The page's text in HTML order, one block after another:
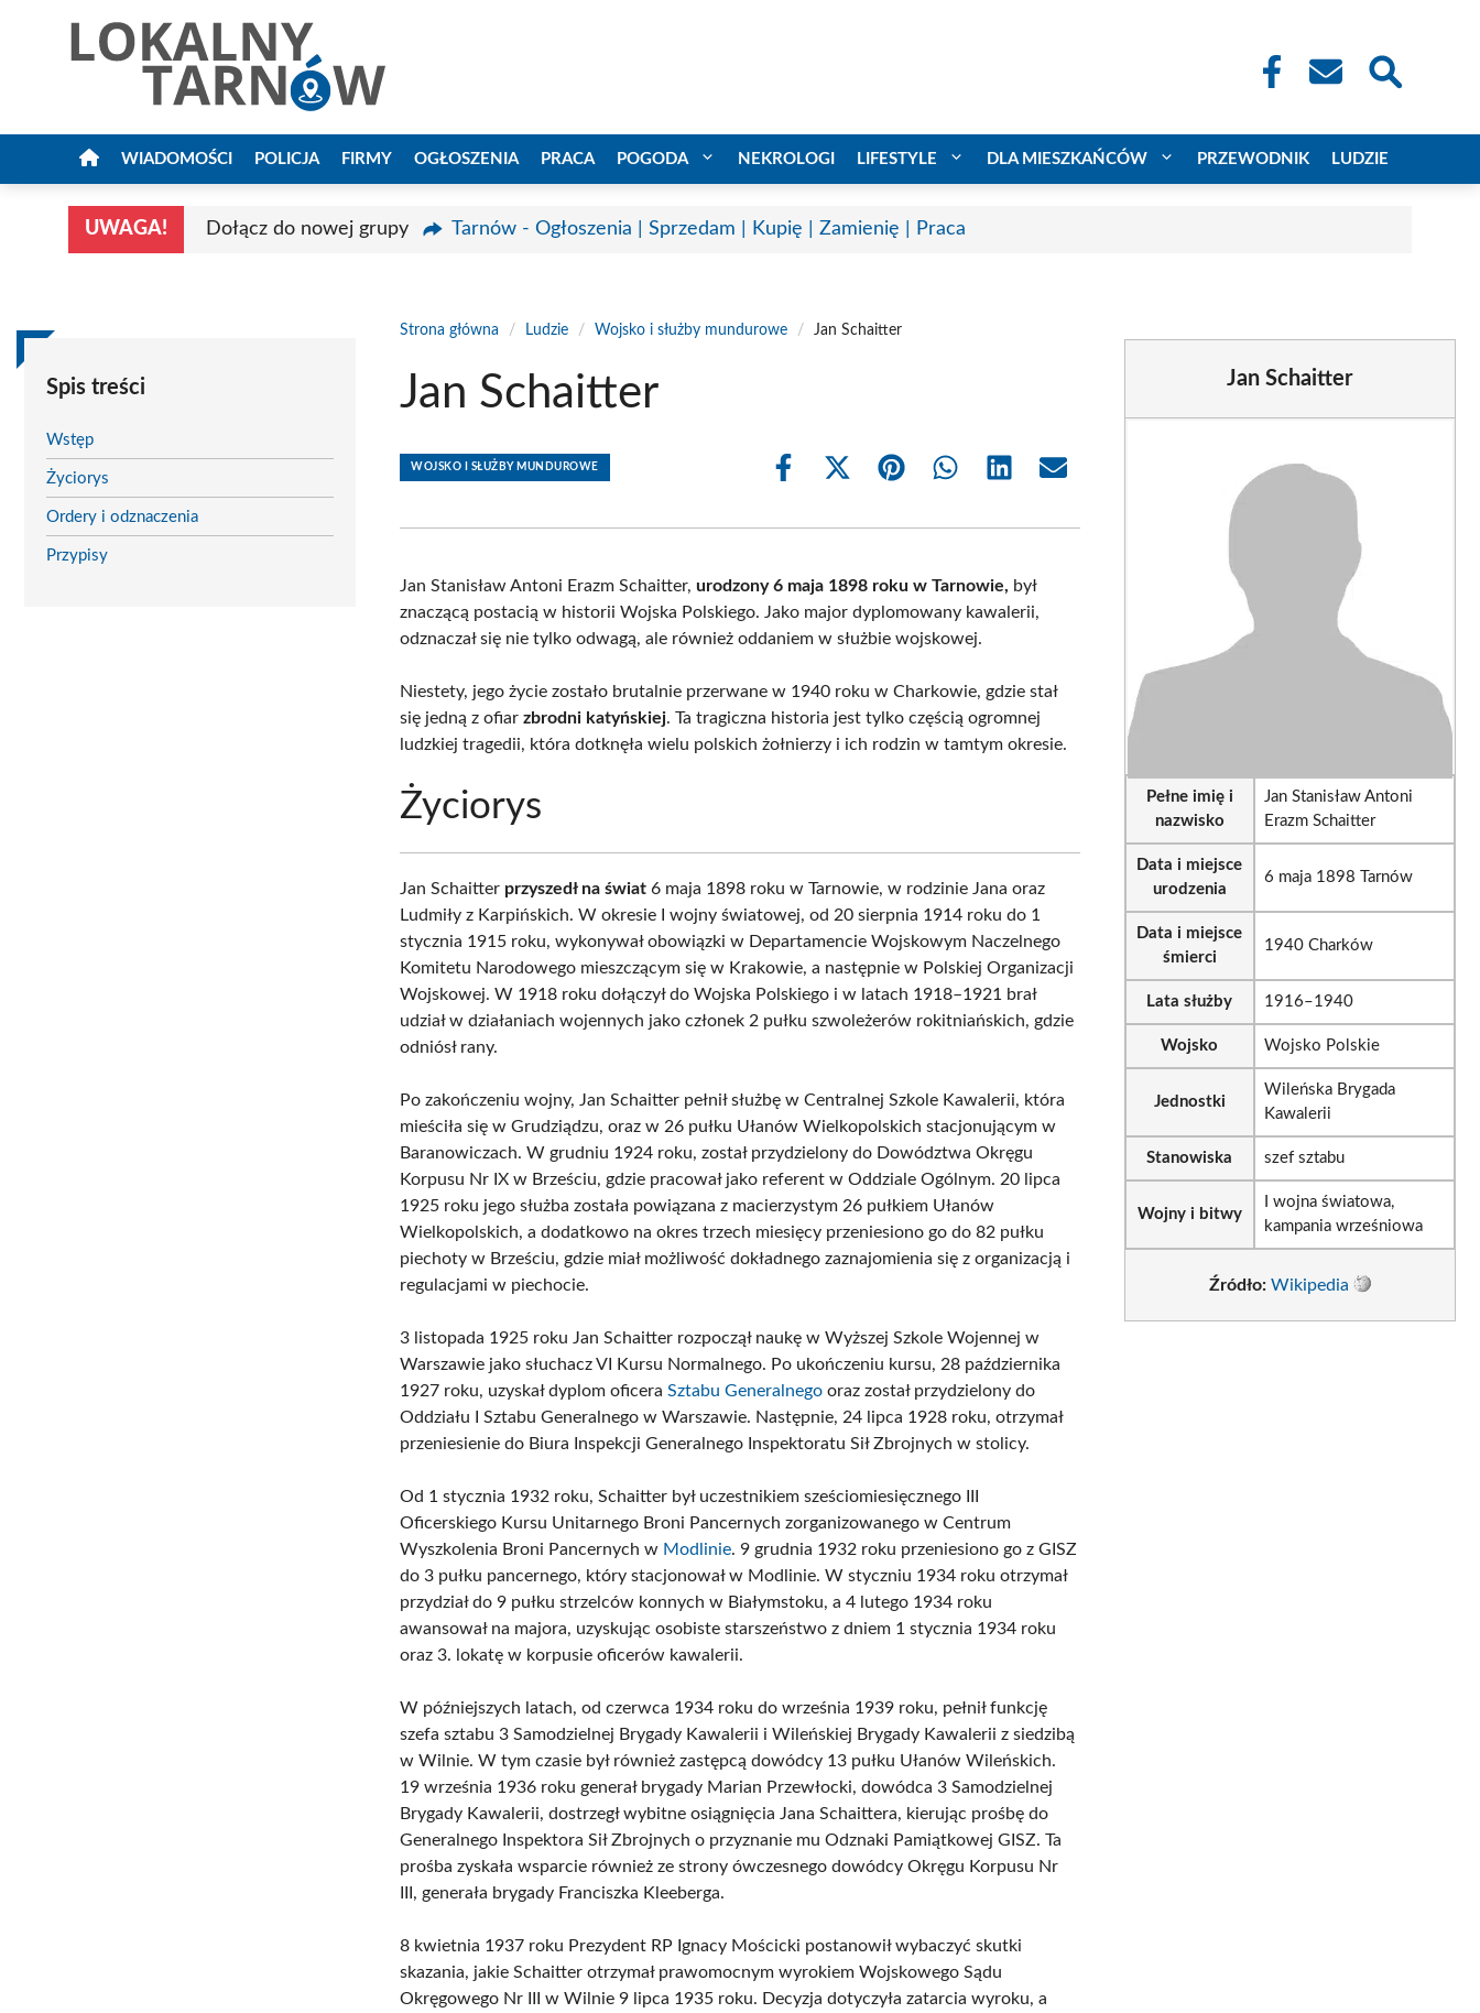
WIADOMOŚCI POLICJA FIRMY OGŁOSZENIA PRACA POGODA NEKROLOGI LIFESTYLE DLA MIESZKAŃCÓW PRZEWODNIK LUDZIE
UWAGA! Dołącz do nowej grupy Tarnów - Ogłoszenia | Sprzedam | Kupię | Zamienię | Praca
Spis treści
Wstęp
Życiorys
Ordery i odznaczenia
Przypisy
Strona główna / Ludzie / Wojsko i służby mundurowe / Jan Schaitter
Jan Schaitter
WOJSKO I SŁUŻBY MUNDUROWE
Share
Share
(Twitter)
Share Share Share Share
Jan Stanisław Antoni Erazm Schaitter,urodzony 6 maja 1898 roku w Tarnowie, był
znaczącą postacią w historii Wojska Polskiego. Jako major dyplomowany kawalerii,
odznaczał się nie tylko odwagą, ale również oddaniem w służbie wojskowej.
Niestety, jego życie zostało brutalnie przerwane w 1940 roku w Charkowie, gdzie stał
się jedną z ofiarzbrodni katyńskiej. Ta tragiczna historia jest tylko częścią ogromnej
ludzkiej tragedii, która dotknęła wielu polskich żołnierzy i ich rodzin w tamtym okresie.
Życiorys
Jan Schaitter przyszedł na świat 6 maja 1898 roku w Tarnowie, w rodzinie Jana oraz
Ludmiły z Karpińskich. W okresie I wojny światowej, od 20 sierpnia 1914 roku do 1
stycznia 1915 roku, wykonywał obowiązki w Departamencie Wojskowym Naczelnego
Komitetu Narodowego mieszczącym się w Krakowie, a następnie w Polskiej Organizacji
Wojskowej. W 1918 roku dołączył do Wojska Polskiego i w latach 1918–1921 brał
udział w działaniach wojennych jako członek 2 pułku szwoleżerów rokitniańskich, gdzie
odniósł rany.
Po zakończeniu wojny, Jan Schaitter pełnił służbę w Centralnej Szkole Kawalerii, która
mieściła się w Grudziądzu, oraz w 26 pułku Ułanów Wielkopolskich stacjonującym w
Baranowiczach. W grudniu 1924 roku, został przydzielony do Dowództwa Okręgu
Korpusu Nr IX w Brześciu, gdzie pracował jako referent w Oddziale Ogólnym. 20 lipca
1925 roku jego służba została powiązana z macierzystym 26 pułkiem Ułanów
Wielkopolskich, a dodatkowo na okres trzech miesięcy przeniesiono go do 82 pułku
piechoty w Brześciu, gdzie miał możliwość dokładnego zaznajomienia się z organizacją i
regulacjami w piechocie.
3 listopada 1925 roku Jan Schaitter rozpoczął naukę w Wyższej Szkole Wojennej w
Warszawie jako słuchacz VI Kursu Normalnego. Po ukończeniu kursu, 28 października
1927 roku, uzyskał dyplom oficeraSztabu Generalnego oraz został przydzielony do
Oddziału I Sztabu Generalnego w Warszawie. Następnie, 24 lipca 1928 roku, otrzymał
przeniesienie do Biura Inspekcji Generalnego Inspektoratu Sił Zbrojnych w stolicy.
Od 1 stycznia 1932 roku, Schaitter był uczestnikiem sześciomiesięcznego III
Oficerskiego Kursu Unitarnego Broni Pancernych zorganizowanego w Centrum
Wyszkolenia Broni Pancernych w Modlinie. 9 grudnia 1932 roku przeniesiono go z GISZ
do 3 pułku pancernego, który stacjonował w Modlinie. W styczniu 1934 roku otrzymał
przydział do 9 pułku strzelców konnych w Białymstoku, a 4 lutego 1934 roku
awansował na majora, uzyskując osobiste starszeństwo z dniem 1 stycznia 1934 roku
oraz 3. lokatę w korpusie oficerów kawalerii.
W późniejszych latach, od czerwca 1934 roku do września 1939 roku, pełnił funkcję
szefa sztabu 3 Samodzielnej Brygady Kawalerii i Wileńskiej Brygady Kawalerii z siedzibą
w Wilnie. W tym czasie był również zastępcą dowódcy 13 pułku Ułanów Wileńskich.
19 września 1936 roku generał brygady Marian Przewłocki, dowódca 3 Samodzielnej
Brygady Kawalerii, dostrzegł wybitne osiągnięcia Jana Schaittera, kierując prośbę do
Generalnego Inspektora Sił Zbrojnych o przyznanie mu Odznaki Pamiątkowej GISZ. Ta
prośba zyskała wsparcie również ze strony ówczesnego dowódcy Okręgu Korpusu Nr
III, generała brygady Franciszka Kleeberga.
8 kwietnia 1937 roku Prezydent RP Ignacy Mościcki postanowił wybaczyć skutki
skazania, jakie Schaitter otrzymał prawomocnym wyrokiem Wojskowego Sądu
Okręgowego Nr III w Wilnie 9 lipca 1935 roku. Decyzja dotyczyła zatarcia wyroku, a
Jan Schaitter
Pełne imię i
nazwisko
Jan Stanisław Antoni
Erazm Schaitter
Data i miejsce
urodzenia
6 maja 1898 Tarnów
Data i miejsce
śmierci
1940 Charków
Lata służby 1916–1940
Wojsko Wojsko Polskie
Jednostki
Wileńska Brygada
Kawalerii
Stanowiska szef sztabu
Wojny i bitwy
I wojna światowa,
kampania wrześniowa
Źródło: Wikipedia